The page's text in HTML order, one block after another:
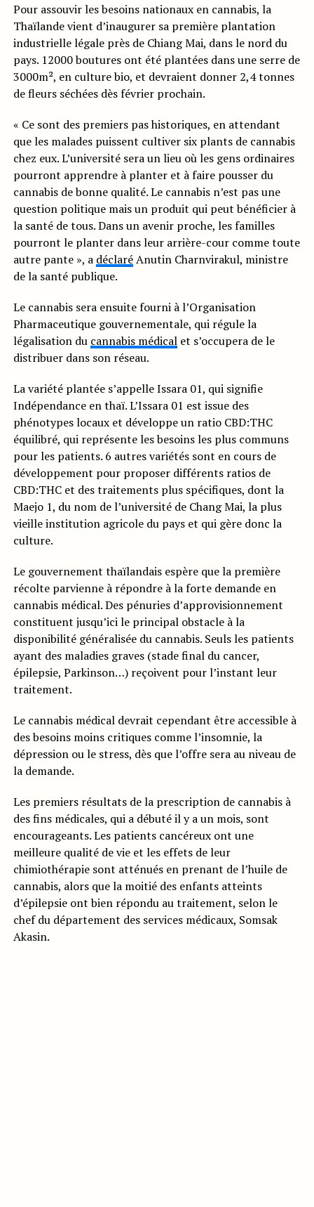
Pour assouvir les besoins nationaux en cannabis, la
Thaïlande vient d’inaugurer sa première plantation
industrielle légale près de Chiang Mai, dans le nord du
pays. 12000 boutures ont été plantées dans une serre de
3000m², en culture bio, et devraient donner 2,4 tonnes
de fleurs séchées dès février prochain.
« Ce sont des premiers pas historiques, en attendant
que les malades puissent cultiver six plants de cannabis
chez eux. L’université sera un lieu où les gens ordinaires
pourront apprendre à planter et à faire pousser du
cannabis de bonne qualité. Le cannabis n’est pas une
question politique mais un produit qui peut bénéficier à
la santé de tous. Dans un avenir proche, les familles
pourront le planter dans leur arrière-cour comme toute
autre pante », a déclaréAnutin Charnvirakul, ministre
de la santé publique.
Le cannabis sera ensuite fourni à l’Organisation
Pharmaceutique gouvernementale, qui régule la
légalisation du cannabis médicalet s’occupera de le
distribuer dans son réseau.
La variété plantée s’appelle Issara 01, qui signifie
Indépendance en thaï. L’Issara 01 est issue des
phénotypes locaux et développe un ratio CBD:THC
équilibré, qui représente les besoins les plus communs
pour les patients. 6 autres variétés sont en cours de
développement pour proposer différents ratios de
CBD:THC et des traitements plus spécifiques, dont la
Maejo 1, du nom de l’université de Chang Mai, la plus
vieille institution agricole du pays et qui gère donc la
culture.
Le gouvernement thaïlandais espère que la première
récolte parvienne à répondre à la forte demande en
cannabis médical. Des pénuries d’approvisionnement
constituent jusqu’ici le principal obstacle à la
disponibilité généralisée du cannabis. Seuls les patients
ayant des maladies graves (stade final du cancer,
épilepsie, Parkinson…) reçoivent pour l’instant leur
traitement.
Le cannabis médical devrait cependant être accessible à
des besoins moins critiques comme l’insomnie, la
dépression ou le stress, dès que l’offre sera au niveau de
la demande.
Les premiers résultats de la prescription de cannabis à
des fins médicales, qui a débuté il y a un mois, sont
encourageants. Les patients cancéreux ont une
meilleure qualité de vie et les effets de leur
chimiothérapie sont atténués en prenant de l’huile de
cannabis, alors que la moitié des enfants atteints
d’épilepsie ont bien répondu au traitement, selon le
chef du département des services médicaux, Somsak
Akasin.